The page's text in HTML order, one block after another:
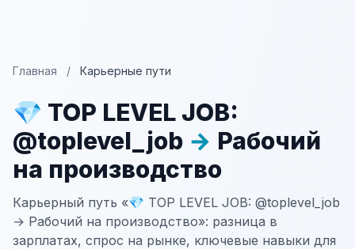
Главная / Карьерные пути
💎 TOP LEVEL JOB:
@toplevel_job → Рабочий
на производство
Карьерный путь «💎 TOP LEVEL JOB: @toplevel_job
→ Рабочий на производство»: разница в
зарплатах, спрос на рынке, ключевые навыки для